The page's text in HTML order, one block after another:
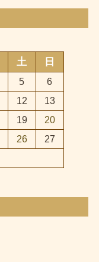
土 日
5
6
12
13
19
20
26
27